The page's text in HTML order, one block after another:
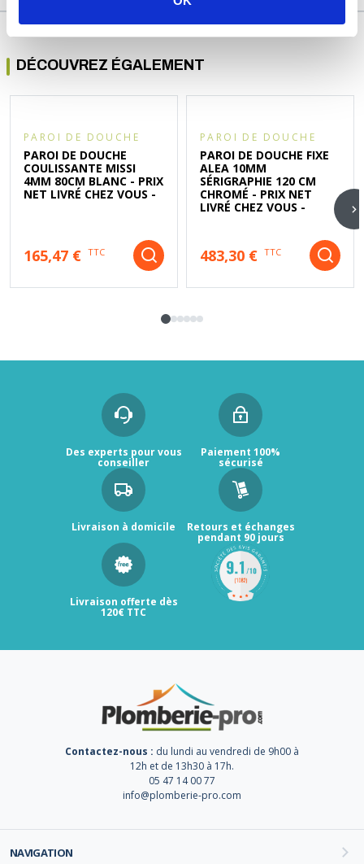
DÉCOUVREZ ÉGALEMENT
PAROI DE DOUCHE
PAROI DE DOUCHE
COULISSANTE MISSI
4MM 80CM BLANC - PRIX
NET LIVRÉ CHEZ VOUS -
165,47 € TTC
PAROI DE DOUCHE
PAROI DE DOUCHE FIXE
ALEA 10MM
SÉRIGRAPHIE 120 CM
CHROMÉ - PRIX NET
LIVRÉ CHEZ VOUS -
483,30 € TTC
Des experts pour vous
conseiller
Paiement 100%
sécurisé
Livraison à domicile Retours et échanges
pendant 90 jours
Livraison offerte dès
120€ TTC
Contactez-nous : du lundi au vendredi de 9h00 à
12h et de 13h30 à 17h.
05 47 14 00 77
info@plomberie-pro.com
NAVIGATION